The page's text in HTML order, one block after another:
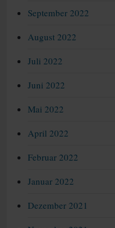
September 2022
August 2022
Juli 2022
Juni 2022
Mai 2022
April 2022
Februar 2022
Januar 2022
Dezember 2021